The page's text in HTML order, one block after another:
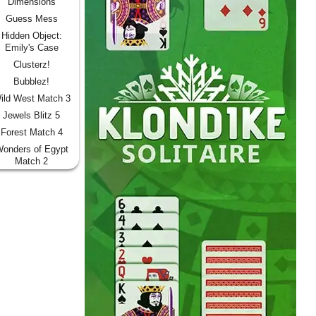
Guess Mess
Hidden Object:
Emily's Case
Clusterz!
Bubblez!
West Match 3
Jewels Blitz 5
Forest Match 4
of Egypt
Match 2